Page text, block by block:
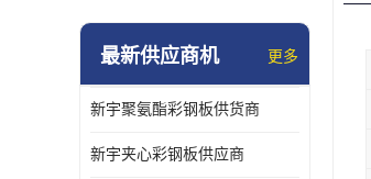
最新供应商机 更多
新宇聚氨酯彩钢板供货商
新宇夹心彩钢板供应商